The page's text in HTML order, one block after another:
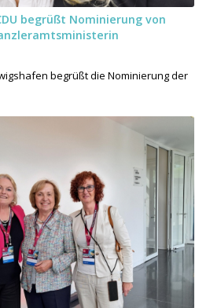
begrüßt Nominierung von
begrüßt die Nominierung der